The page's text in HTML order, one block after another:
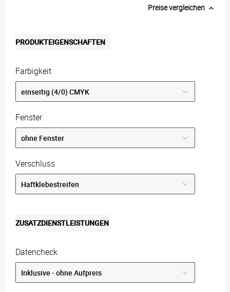
Preise vergleichen
PRODUKTEIGENSCHAFTEN
Farbigkeit
Fenster
Verschluss
ZUSATZDIENSTLEISTUNGEN
Datencheck